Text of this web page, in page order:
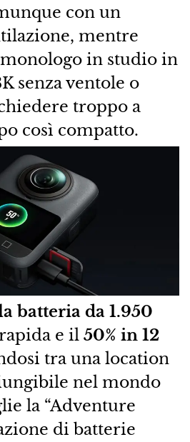
con un
mentre
in studio in
senza ventole o
troppo a
così compatto.
batteria da 1.950
e il 50% in 12
tra una location
nel mondo
la “Adventure
di batterie